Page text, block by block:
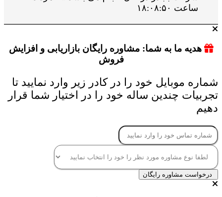
ساعت ۱۸:۰۸:۵۰
هدیه ما به شما: مشاوره رایگان بازاریابی و افزایش
فروش
شماره موبایل خود را در کادر زیر وارد نمایید تا
تجربیات چندین ساله خود را در اختیار شما قرار
دهیم
درخواست مشاوره رایگان